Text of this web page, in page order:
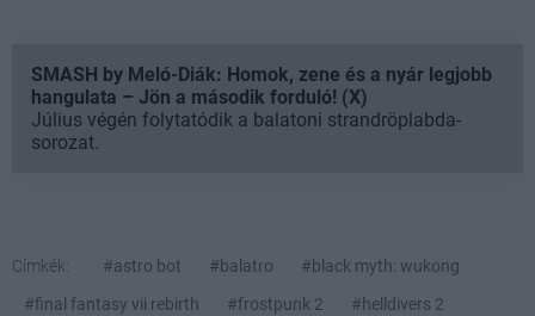
SMASH by Meló-Diák: Homok, zene és a nyár legjobb
hangulata – Jön a második forduló! (X)
Július végén folytatódik a balatoni strandröplabda-
sorozat.
Címkék: #astro bot #balatro
#black myth: wukong
#final fantasy vii rebirth
#frostpunk 2
#helldivers 2